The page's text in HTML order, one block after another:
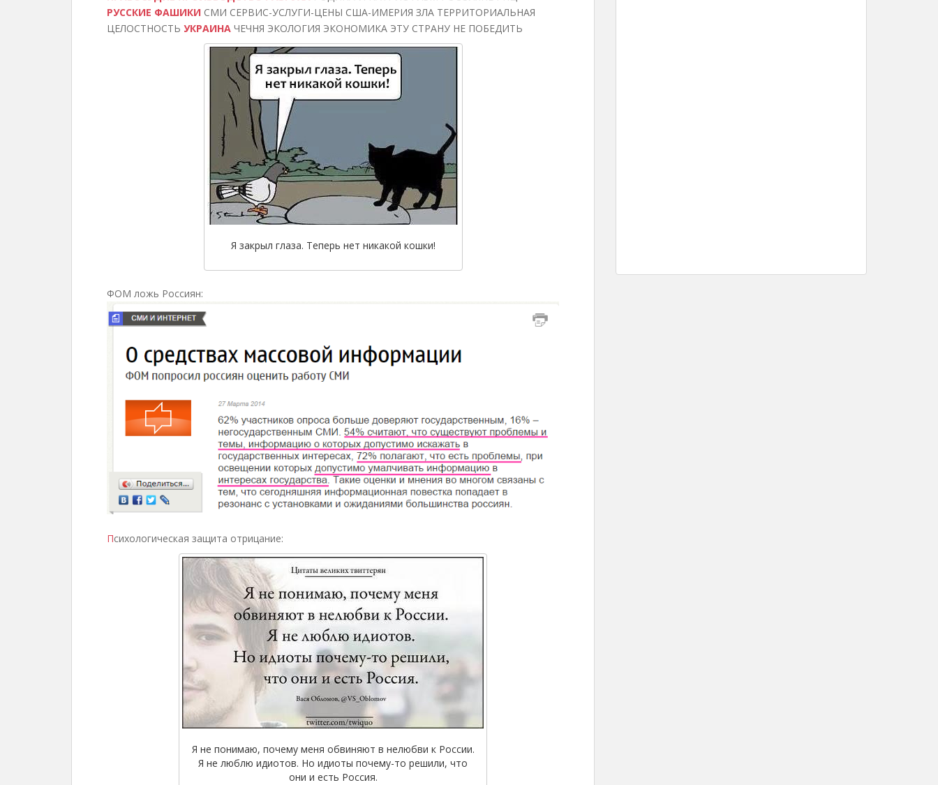
РУССКИЕ ФАШИКИ СМИ СЕРВИС-УСЛУГИ-ЦЕНЫ США-ИМЕРИЯ ЗЛА ТЕРРИТОРИАЛЬНАЯ
ЦЕЛОСТНОСТЬ УКРАИНА ЧЕЧНЯ ЭКОЛОГИЯ ЭКОНОМИКА ЭТУ СТРАНУ НЕ ПОБЕДИТЬ
Я закрыл глаза. Теперь нет никакой кошки!
ФОМ ложь Россиян:
Психологическая защита отрицание:
Я не понимаю, почему меня обвиняют в нелюбви к России.
Я не люблю идиотов. Но идиоты почему-то решили, что
они и есть Россия.